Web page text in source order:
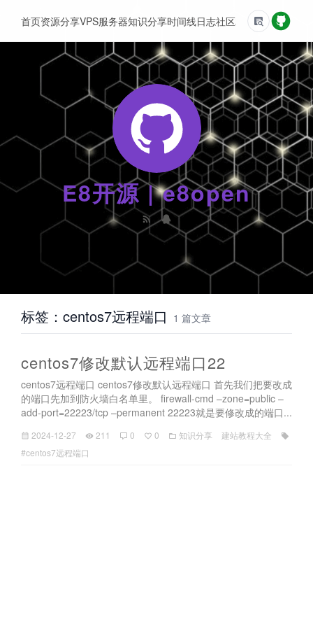
E8开源 | e8open
首页资源分享VPS服务器知识分享时间线日志社区友情链接
标签：centos7远程端口 1 篇文章
centos7修改默认远程端口22
centos7远程端口 centos7修改默认远程端口 首先我们把要改成
的端口先加到防火墙白名单里。 firewall-cmd –zone=public –
add-port=22223/tcp –permanent 22223就是要修改成的端口...
2024-12-27 211 0 0 知识分享
建站教程大全
#centos7远程端口